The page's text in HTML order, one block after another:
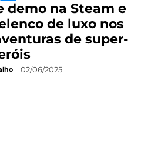
demo na Steam e
de luxo nos
de super-
02/06/2025